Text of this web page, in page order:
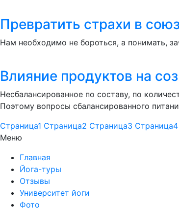
Превратить страхи в
Нам необходимо не бороться, а понимать,
Влияние продуктов на
Несбалансированное по составу, по
Поэтому вопросы сбалансированного
Страница1 Страница2 Страница3 Страница4
Меню
Главная
Йога-туры
Отзывы
Университет йоги
Фото